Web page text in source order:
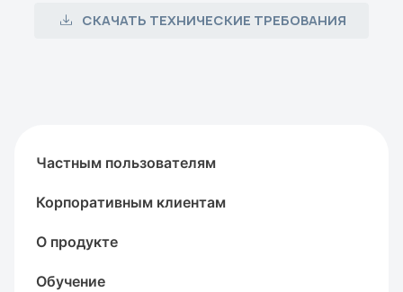
СКАЧАТЬ ТЕХНИЧЕСКИЕ ТРЕБОВАНИЯ
Частным пользователям
Корпоративным клиентам
О продукте
Обучение